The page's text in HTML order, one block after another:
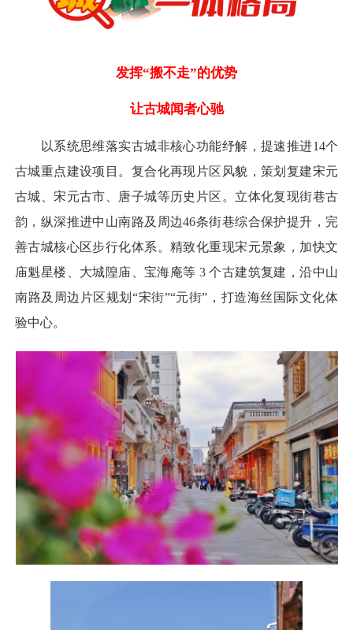
发挥“搬不走”的优势
让古城闻者心驰
以系统思维落实古城非核心功能纾解，提速推进14个
古城重点建设项目。复合化再现片区风貌，策划复建宋元
古城、宋元古市、唐子城等历史片区。立体化复现街巷古
韵，纵深推进中山南路及周边46条街巷综合保护提升，完
善古城核心区步行化体系。精致化重现宋元景象，加快文
庙魁星楼、大城隍庙、宝海庵等 3 个古建筑复建，沿中山
南路及周边片区规划“宋街”“元街”，打造海丝国际文化体
验中心。